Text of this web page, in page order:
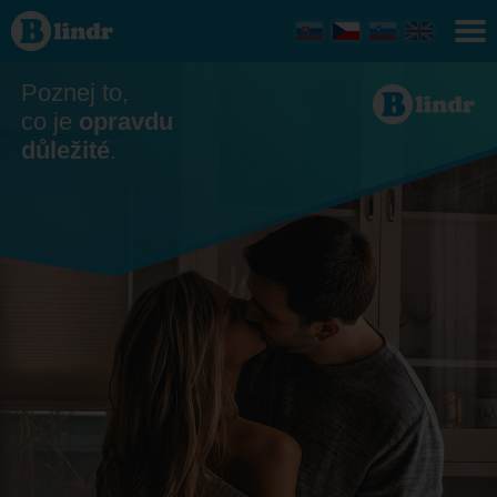
Seznamka
- Ona
hledá
Poznej to,
co je opravdu
důležité.